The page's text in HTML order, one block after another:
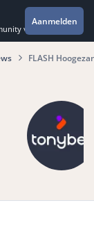
voor de
Aanmelden
FLASH